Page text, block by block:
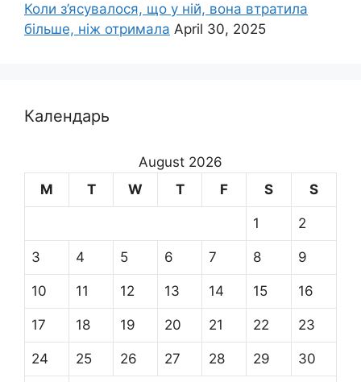
Коли з’ясувалося, що у ній, вона втратила
більше, ніж отримала April 30, 2025
Календарь
August 2026
M
T W T F S S
1 2
3 4 5 6 7 8 9
10 11 12 13 14 15 16
17 18 19 20 21 22 23
24 25 26 27 28 29 30